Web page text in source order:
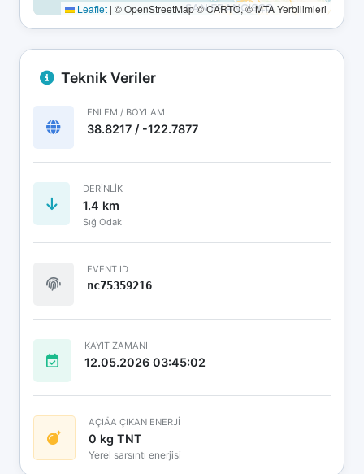
Leaflet | © OpenStreetMap © CARTO, © MTA Yerbilimleri
Teknik Veriler
ENLEM / BOYLAM
38.8217 / -122.7877
DERINLIK
1.4 km
Sığ Odak
EVENT ID
nc75359216
KAYIT ZAMANI
12.05.2026 03:45:02
AÇIÄA ÇIKAN ENERJİ
0 kg TNT
Yerel sarsıntı enerjisi